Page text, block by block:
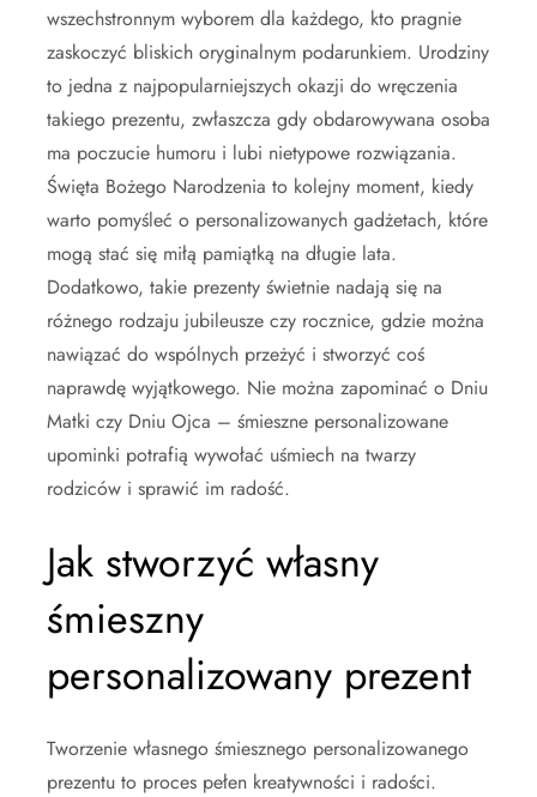
wszechstronnym wyborem dla każdego, kto pragnie
zaskoczyć bliskich oryginalnym podarunkiem. Urodziny
to jedna z najpopularniejszych okazji do wręczenia
takiego prezentu, zwłaszcza gdy obdarowywana osoba
ma poczucie humoru i lubi nietypowe rozwiązania.
Święta Bożego Narodzenia to kolejny moment, kiedy
warto pomyśleć o personalizowanych gadżetach, które
mogą stać się miłą pamiątką na długie lata.
Dodatkowo, takie prezenty świetnie nadają się na
różnego rodzaju jubileusze czy rocznice, gdzie można
nawiązać do wspólnych przeżyć i stworzyć coś
naprawdę wyjątkowego. Nie można zapominać o Dniu
Matki czy Dniu Ojca – śmieszne personalizowane
upominki potrafią wywołać uśmiech na twarzy
rodziców i sprawić im radość.
Jak stworzyć własny
śmieszny
personalizowany prezent
Tworzenie własnego śmiesznego personalizowanego
prezentu to proces pełen kreatywności i radości.